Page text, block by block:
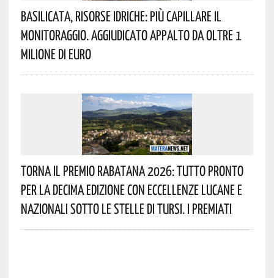
Basilicata, Risorse Idriche: Più Capillare Il
Monitoraggio. Aggiudicato Appalto Da Oltre 1
Milione Di Euro
Torna Il Premio Rabatana 2026: Tutto Pronto
Per La Decima Edizione Con Eccellenze Lucane E
Nazionali Sotto Le Stelle Di Tursi. I Premiati